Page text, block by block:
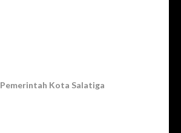
Pemerintah Kota Salatiga